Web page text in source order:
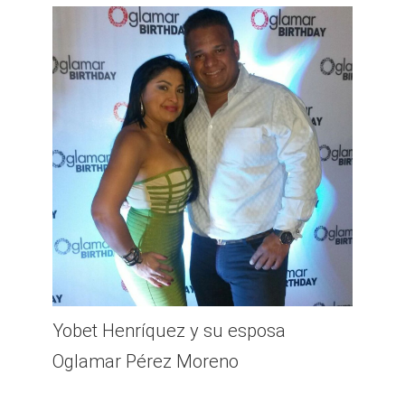
Yobet Henríquez y su esposa
Oglamar Pérez Moreno